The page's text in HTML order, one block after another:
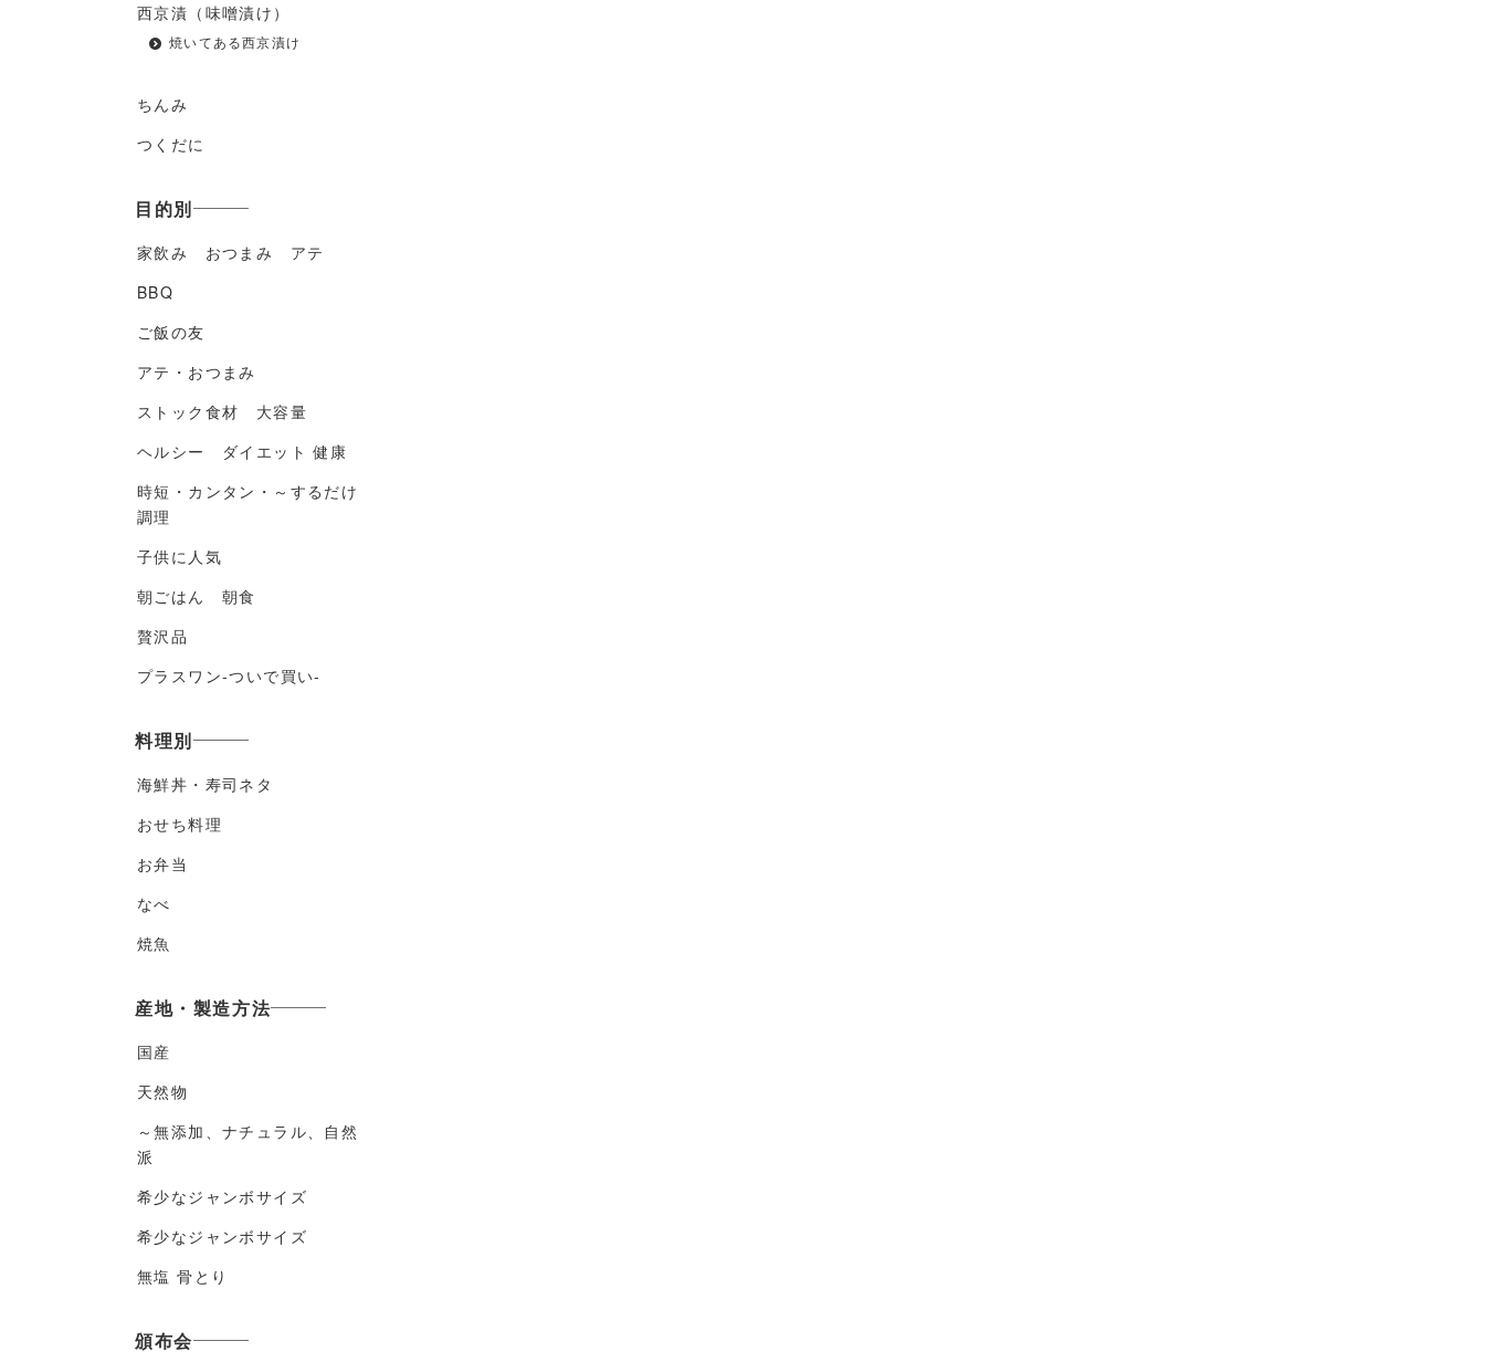
西京漬（味噌漬け）
焼いてある西京漬け
ちんみ
つくだに
目的別
家飲み おつまみ アテ
BBQ
ご飯の友
アテ・おつまみ
ストック食材 大容量
ヘルシー ダイエット 健康
時短・カンタン・～するだけ
調理
子供に人気
朝ごはん 朝食
贅沢品
プラスワン-ついで買い-
料理別
海鮮丼・寿司ネタ
おせち料理
お弁当
なべ
焼魚
産地・製造方法
国産
天然物
～無添加、ナチュラル、自然
派
希少なジャンボサイズ
希少なジャンボサイズ
無塩 骨とり
頒布会